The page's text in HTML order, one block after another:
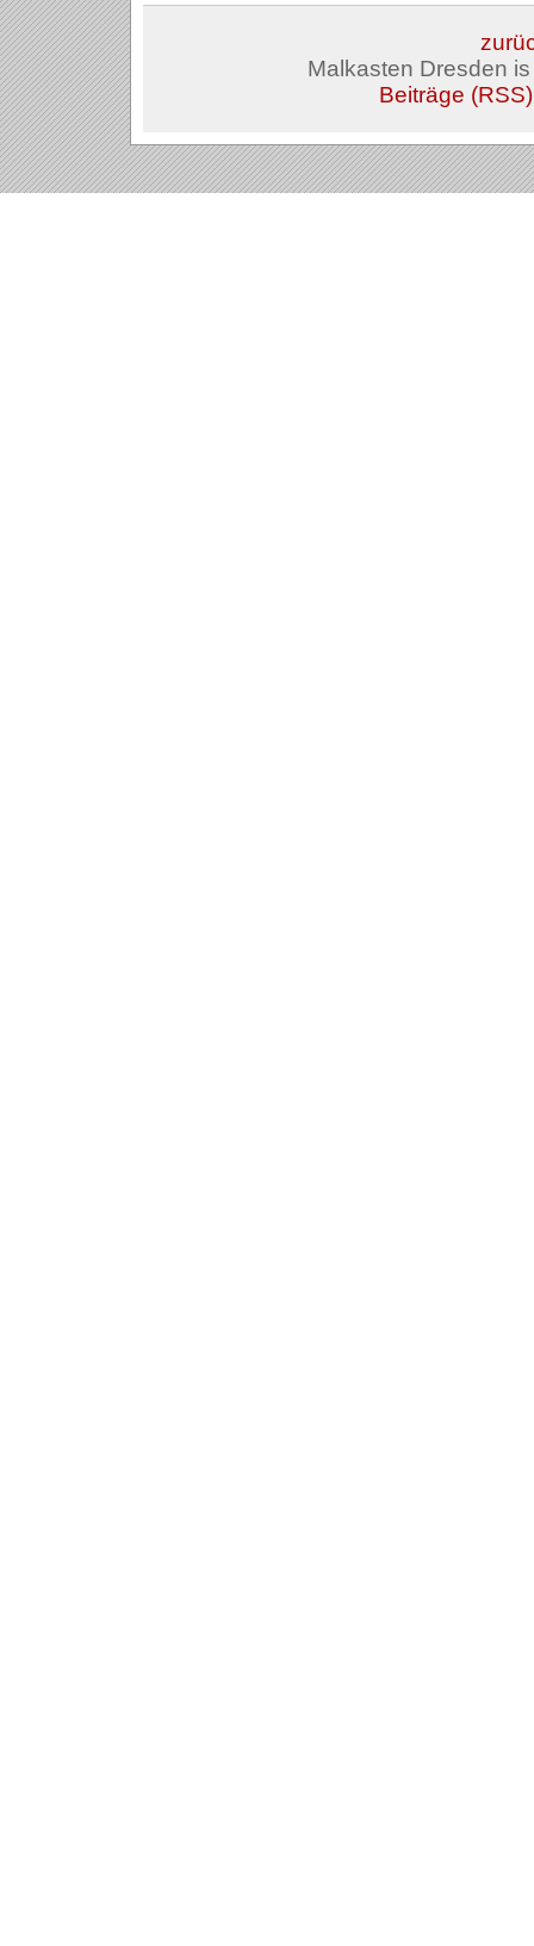
Malkasten Dresden
Beiträge (RSS)